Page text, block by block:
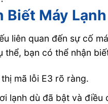
Biết Máy
liên quan đến sự cố
thể, bạn có thể nhận
mã lỗi E3 rõ ràng.
lạnh dù đã bật và điều